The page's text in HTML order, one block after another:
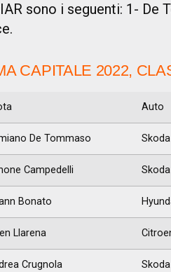
sono i seguenti: 1- De
CAPITALE 2022,
Auto
De Tommaso Skoda
Campedelli Skoda
Bonato
Llarena
Crugnola Skoda